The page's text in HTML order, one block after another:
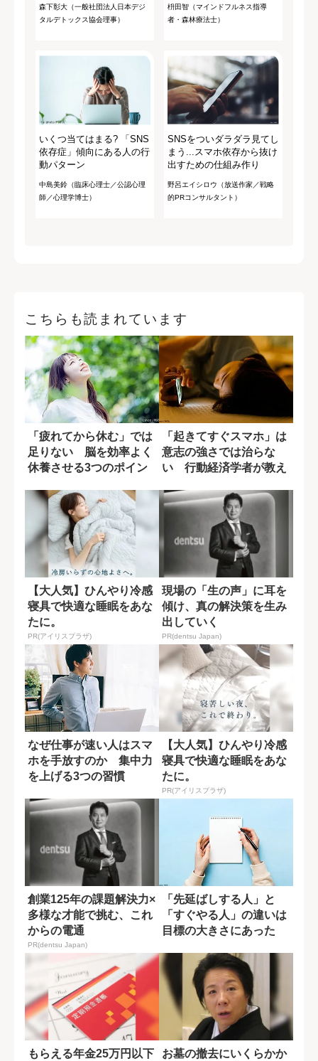
森下彰大（一般社団法人日本デジ
タルデトックス協会理事）
枡田智（マインドフルネス指導
者・森林療法士）
いくつ当てはまる? 「SNS
依存症」傾向にある人の行
動パターン
中島美鈴（臨床心理士／公認心理
師／心理学博士）
SNSをついダラダラ見てし
まう...スマホ依存から抜け
出すための仕組み作り
野呂エイシロウ（放送作家／戦略
的PRコンサルタント）
こちらも読まれています
「疲れてから休む」では
足りない 脳を効率よく
休養させる3つのポイン
「起きてすぐスマホ」は
意志の強さでは治らな
い 行動経済学者が教え
【大人気】ひんやり冷感
寝具で快適な睡眠をあな
たに。
PR(アイリスプラザ)
現場の「生の声」に耳を
傾け、真の解決策を生み
出していく
PR(dentsu Japan)
なぜ仕事が速い人はスマ
ホを手放すのか 集中力
を上げる3つの習慣
【大人気】ひんやり冷感
寝具で快適な睡眠をあな
たに。
PR(アイリスプラザ)
創業125年の課題解決力×
多様な才能で挑む、これ
からの電通
PR(dentsu Japan)
「先延ばしする人」と
「すぐやる人」の違いは
目標の大きさにあった
もらえる年金25万円以下
お墓の撤去にいくらかか